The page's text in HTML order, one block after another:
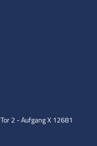
Tor 2 - Aufgang X12681